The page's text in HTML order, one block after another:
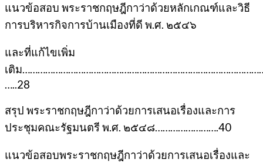
แนวข้อสอบ พระราชกฤษฎีกาว่าด้วยหลักเกณฑ์และวิธี
การบริหารกิจการบ้านเมืองที่ดี พ.ศ. ๒๕๔๖
และที่แก้ไขเพิ่ม
เติม
…..28
สรุป พระราชกฤษฎีกาว่าด้วยการเสนอเรื่องและการ
ประชุมคณะรัฐมนตรี พ.ศ. ๒๕๔๘…………………….40
แนวข้อสอบพระราชกฤษฎีกาว่าด้วยการเสนอเรื่องและ